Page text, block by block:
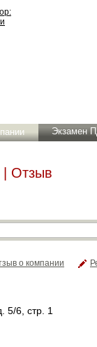
Экзамен
| Отзыв
о компании
5/6, стр. 1